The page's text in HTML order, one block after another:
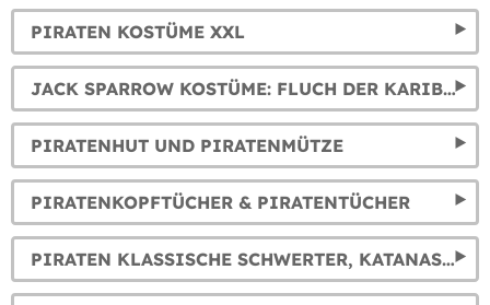
PIRATEN KOSTÜME XXL
JACK SPARROW KOSTÜME: FLUCH DER KARIBIK KOSTÜME
PIRATENHUT UND PIRATENMÜTZE
PIRATENKOPFTÜCHER & PIRATENTÜCHER
PIRATEN KLASSISCHE SCHWERTER, KATANAS & ANDERE